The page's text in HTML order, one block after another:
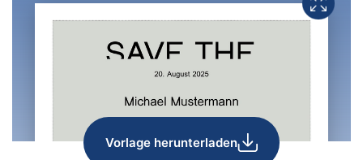
Vorlage herunterladen